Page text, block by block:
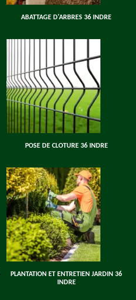
ABATTAGE D'ARBRES 36 INDRE
POSE DE CLOTURE 36 INDRE
PLANTATION ET ENTRETIEN JARDIN 36
INDRE